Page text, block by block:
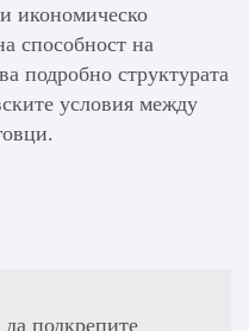
икономическо
способност на
подробно структурата
условия между
подкрепите